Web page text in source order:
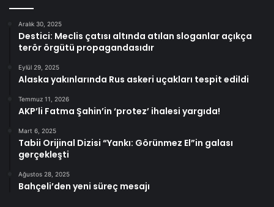
Aralık 30, 2025
Destici: Meclis çatısı altında atılan sloganlar açıkça
terör örgütü propagandasıdır
Eylül 29, 2025
Alaska yakınlarında Rus askeri uçakları tespit edildi
Temmuz 11, 2026
AKP’li Fatma Şahin’in ‘protez’ ihalesi yargıda!
Mart 6, 2025
Tabii Orijinal Dizisi “Yankı: Görünmez El”in galası
gerçekleşti
Ağustos 28, 2025
Bahçeli’den yeni süreç mesajı